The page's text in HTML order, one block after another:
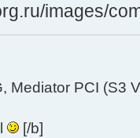
images/
Mediator PCI (S3
[/b]